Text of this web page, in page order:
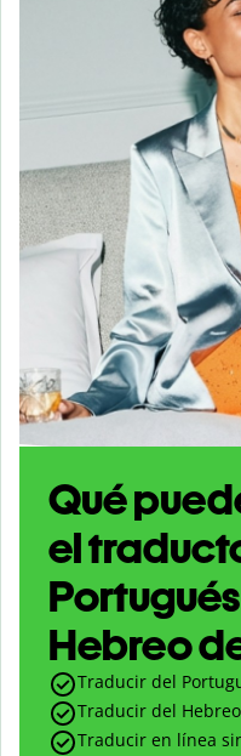
Qué
el
Hebreo
Traducir del
Traducir del
Traducir en línea